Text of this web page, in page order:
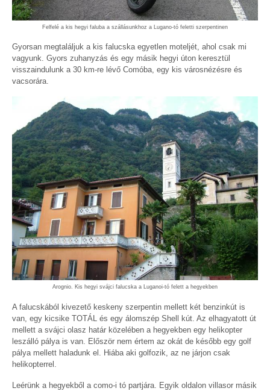
Felfelé a kis hegyi faluba a szállásunkhoz a Lugano-tó feletti szerpentinen
Gyorsan megtaláljuk a kis falucska egyetlen moteljét, ahol csak mi
vagyunk. Gyors zuhanyzás és egy másik hegyi úton keresztül
visszaindulunk a 30 km-re lévő Comóba, egy kis városnézésre és
vacsorára.
Arognio. Kis hegyi svájci falucska a Luganoi-tó felett a hegyekben
A falucskából kivezető keskeny szerpentin mellett két benzinkút is
van, egy kicsike TOTÁL és egy álomszép Shell kút. Az elhagyatott út
mellett a svájci olasz határ közelében a hegyekben egy helikopter
leszálló pálya is van. Először nem értem az okát de később egy golf
pálya mellett haladunk el. Hiába aki golfozik, az ne járjon csak
helikopterrel.
Leérünk a hegyekből a como-i tó partjára. Egyik oldalon villasor másik